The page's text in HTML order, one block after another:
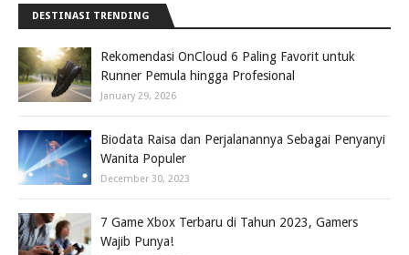
DESTINASI TRENDING
Rekomendasi OnCloud 6 Paling Favorit untuk
Runner Pemula hingga Profesional
January 29, 2026
Biodata Raisa dan Perjalanannya Sebagai Penyanyi
Wanita Populer
December 30, 2023
7 Game Xbox Terbaru di Tahun 2023, Gamers
Wajib Punya!